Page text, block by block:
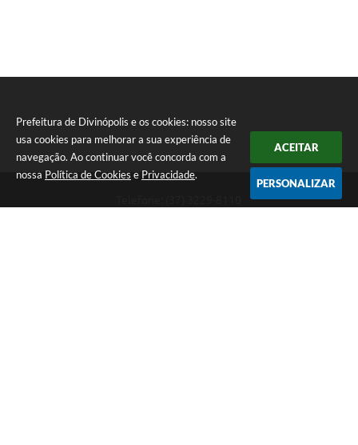
Prefeitura de Divinópolis e os cookies: nosso site
usa cookies para melhorar a sua experiência de
navegação. Ao continuar você concorda com a
nossa Política de Cookies e Privacidade.
ACEITAR
PERSONALIZAR